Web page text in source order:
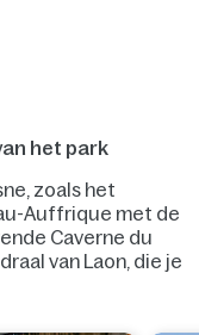
het park
zoals het
Auffrique met de
Caverne du
van Laon, die je